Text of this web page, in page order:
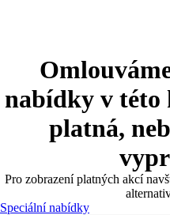
nabídky v této
platná,
Pro zobrazení platných akcí
Speciální nabídky